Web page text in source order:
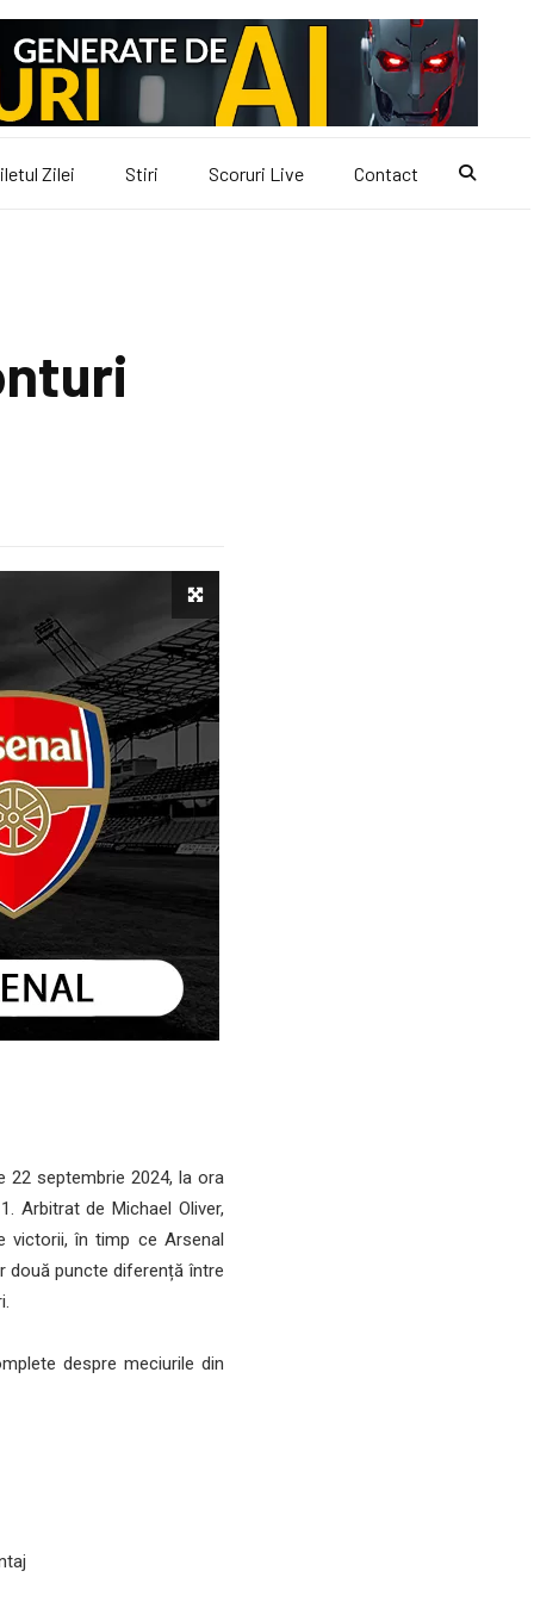
Zilei Stiri Scoruri Live Contact
22 septembrie 2024, la ora
Arbitrat de Michael Oliver,
victorii, în timp ce Arsenal
două puncte diferență între
despre meciurile din